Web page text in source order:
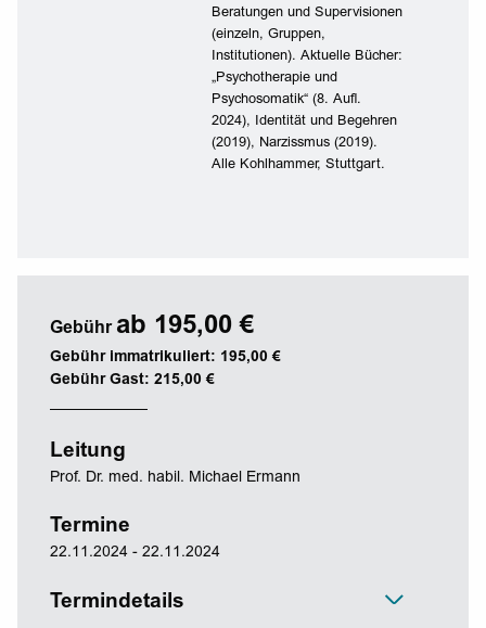
Beratungen und Supervisionen
(einzeln, Gruppen,
Institutionen). Aktuelle Bücher:
„Psychotherapie und
Psychosomatik“ (8. Aufl.
2024), Identität und Begehren
(2019), Narzissmus (2019).
Alle Kohlhammer, Stuttgart.
Gebühr ab 195,00 €
Gebühr immatrikuliert: 195,00 €
Gebühr Gast: 215,00 €
Leitung
Prof. Dr. med. habil. Michael Ermann
Termine
22.11.2024 - 22.11.2024
Termindetails